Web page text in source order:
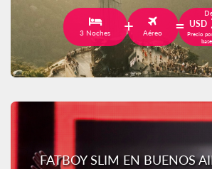
3 Noches Aéreo
USD
Precio
FATBOY SLIM EN BUENOS